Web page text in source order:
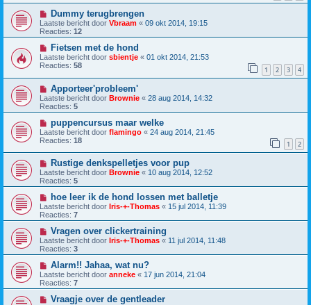
Dummy terugbrengen
Laatste bericht door Vbraam « 09 okt 2014, 19:15
Reacties: 12
Fietsen met de hond
Laatste bericht door sbientje « 01 okt 2014, 21:53
Reacties: 58 1 2 3 4
Apporteer'probleem'
Laatste bericht door Brownie « 28 aug 2014, 14:32
Reacties: 5
puppencursus maar welke
Laatste bericht door flamingo « 24 aug 2014, 21:45
Reacties: 18 1 2
Rustige denkspelletjes voor pup
Laatste bericht door Brownie « 10 aug 2014, 12:52
Reacties: 5
hoe leer ik de hond lossen met balletje
Laatste bericht door Iris-+-Thomas « 15 jul 2014, 11:39
Reacties: 7
Vragen over clickertraining
Laatste bericht door Iris-+-Thomas « 11 jul 2014, 11:48
Reacties: 3
Alarm!! Jahaa, wat nu?
Laatste bericht door anneke « 17 jun 2014, 21:04
Reacties: 7
Vraagje over de gentleader